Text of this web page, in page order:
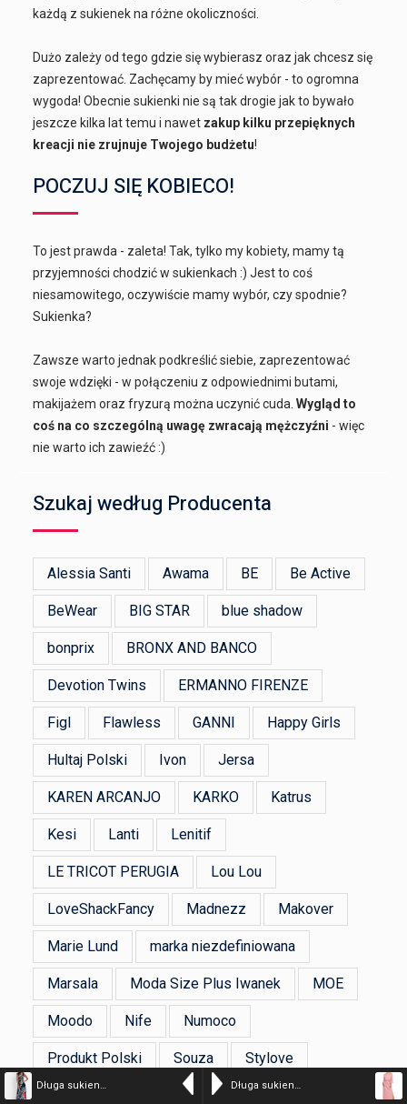
Długa sukienka letnia Długa sukienka hiszpanka na lato bawełna pudrowy róż
każdą z sukienek na różne okoliczności.
Dużo zależy od tego gdzie się wybierasz oraz jak chcesz się
zaprezentować. Zachęcamy by mieć wybór - to ogromna
wygoda! Obecnie sukienki nie są tak drogie jak to bywało
jeszcze kilka lat temu i nawet zakup kilku przepięknych
kreacji nie zrujnuje Twojego budżetu!
POCZUJ SIĘ KOBIECO!
To jest prawda - zaleta! Tak, tylko my kobiety, mamy tą
przyjemności chodzić w sukienkach :) Jest to coś
niesamowitego, oczywiście mamy wybór, czy spodnie?
Sukienka?
Zawsze warto jednak podkreślić siebie, zaprezentować
swoje wdzięki - w połączeniu z odpowiednimi butami,
makijażem oraz fryzurą można uczynić cuda.Wygląd to
coś na co szczególną uwagę zwracają mężczyźni - więc
nie warto ich zawieźć :)
Szukaj według Producenta
Alessia Santi Awama BE Be Active
BeWear BIG STAR blue shadow
bonprix BRONX AND BANCO
Devotion Twins ERMANNO FIRENZE
Figl Flawless GANNI Happy Girls
Hultaj Polski Ivon Jersa
KAREN ARCANJO KARKO Katrus
Kesi Lanti Lenitif
LE TRICOT PERUGIA Lou Lou
LoveShackFancy Madnezz Makover
Marie Lund marka niezdefiniowana
Marsala Moda Size Plus Iwanek MOE
Moodo Nife Numoco
Produkt Polski Souza Stylove
Sukienki.shop THECADESS